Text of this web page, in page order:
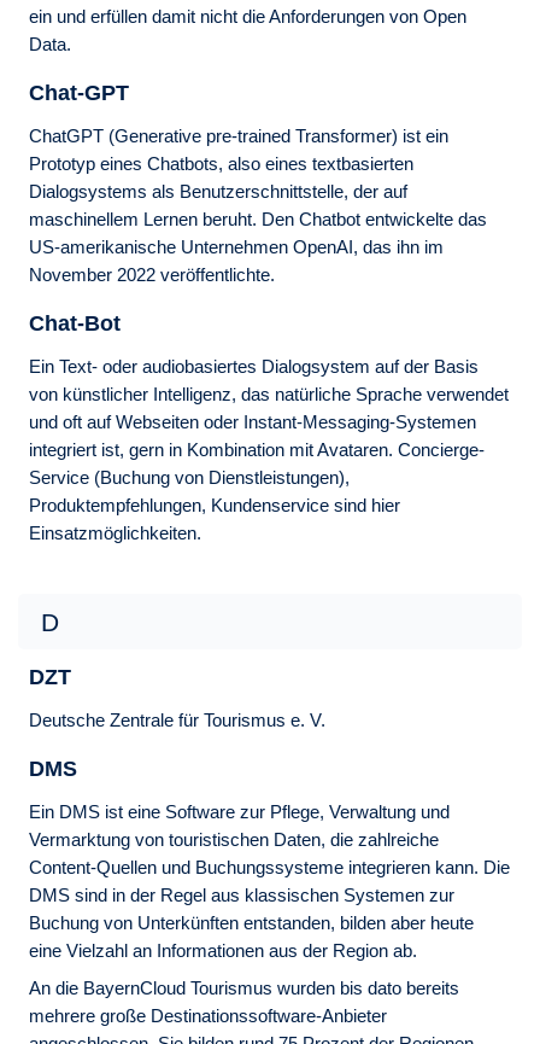
ein und erfüllen damit nicht die Anforderungen von Open
Data.
Chat-GPT
ChatGPT (Generative pre-trained Transformer) ist ein
Prototyp eines Chatbots, also eines textbasierten
Dialogsystems als Benutzerschnittstelle, der auf
maschinellem Lernen beruht. Den Chatbot entwickelte das
US-amerikanische Unternehmen OpenAI, das ihn im
November 2022 veröffentlichte.
Chat-Bot
Ein Text- oder audiobasiertes Dialog­system auf der Basis
von künstlicher Intelligenz, das natürliche Sprache verwendet
und oft auf Webseiten oder Instant-Messaging-Systemen
integriert ist, gern in Kombination mit Avataren. Concierge-
Service (Buchung von Dienstleistungen),
Produktempfehlungen, Kundenservice sind hier
Einsatzmöglichkeiten.
D
DZT
Deutsche Zentrale für Tourismus e. V.
DMS
Ein DMS ist eine Software zur Pflege, Verwaltung und
Vermarktung von touristischen Daten, die zahlreiche
Content-Quellen und Buchungssysteme integrieren kann. Die
DMS sind in der Regel aus klassischen Systemen zur
Buchung von Unterkünften entstanden, bilden aber heute
eine Vielzahl an Informationen aus der Region ab.
An die BayernCloud Tourismus wurden bis dato bereits
mehrere große Destinationssoftware-Anbieter